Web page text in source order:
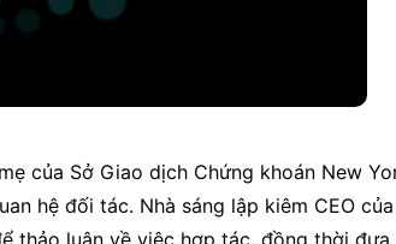
của Sở Giao dịch Chứng khoán New
hệ đối tác. Nhà sáng lập kiêm CEO của
thảo luận về việc hợp tác, đồng thời đưa